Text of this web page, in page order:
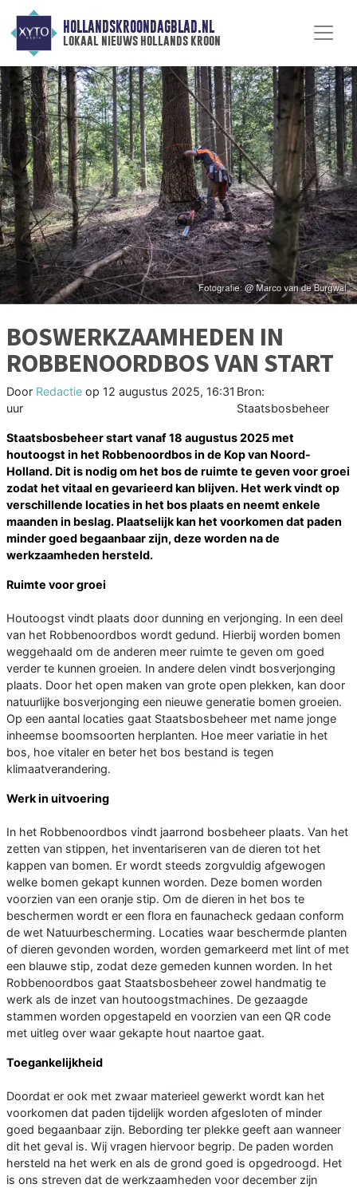
HOLLANDSKROONDAGBLAD.NL
lokaal nieuws hollands kroon
BOSWERKZAAMHEDEN IN
ROBBENOORDBOS VAN START
Door Redactie op 12 augustus 2025, 16:31
uur
Bron:
Staatsbosbeheer
Staatsbosbeheer start vanaf 18 augustus 2025 met
houtoogst in het Robbenoordbos in de Kop van Noord-
Holland. Dit is nodig om het bos de ruimte te geven voor groei
zodat het vitaal en gevarieerd kan blijven. Het werk vindt op
verschillende locaties in het bos plaats en neemt enkele
maanden in beslag. Plaatselijk kan het voorkomen dat paden
minder goed begaanbaar zijn, deze worden na de
werkzaamheden hersteld.
Ruimte voor groei
Houtoogst vindt plaats door dunning en verjonging. In een deel
van het Robbenoordbos wordt gedund. Hierbij worden bomen
weggehaald om de anderen meer ruimte te geven om goed
verder te kunnen groeien. In andere delen vindt bosverjonging
plaats. Door het open maken van grote open plekken, kan door
natuurlijke bosverjonging een nieuwe generatie bomen groeien.
Op een aantal locaties gaat Staatsbosbeheer met name jonge
inheemse boomsoorten herplanten. Hoe meer variatie in het
bos, hoe vitaler en beter het bos bestand is tegen
klimaatverandering.
Werk in uitvoering
In het Robbenoordbos vindt jaarrond bosbeheer plaats. Van het
zetten van stippen, het inventariseren van de dieren tot het
kappen van bomen. Er wordt steeds zorgvuldig afgewogen
welke bomen gekapt kunnen worden. Deze bomen worden
voorzien van een oranje stip. Om de dieren in het bos te
beschermen wordt er een flora en faunacheck gedaan conform
de wet Natuurbescherming. Locaties waar beschermde planten
of dieren gevonden worden, worden gemarkeerd met lint of met
een blauwe stip, zodat deze gemeden kunnen worden. In het
Robbenoordbos gaat Staatsbosbeheer zowel handmatig te
werk als de inzet van houtoogstmachines. De gezaagde
stammen worden opgestapeld en voorzien van een QR code
met uitleg over waar gekapte hout naartoe gaat.
Toegankelijkheid
Doordat er ook met zwaar materieel gewerkt wordt kan het
voorkomen dat paden tijdelijk worden afgesloten of minder
goed begaanbaar zijn. Bebording ter plekke geeft aan wanneer
dit het geval is. Wij vragen hiervoor begrip. De paden worden
hersteld na het werk en als de grond goed is opgedroogd. Het
is ons streven dat de werkzaamheden voor december zijn